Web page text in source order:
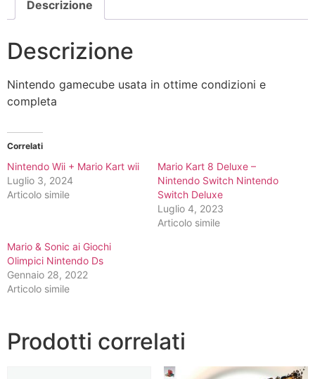
Descrizione
Descrizione
Nintendo gamecube usata in ottime condizioni e
completa
Correlati
Nintendo Wii + Mario Kart wii
Luglio 3, 2024
Articolo simile
Mario Kart 8 Deluxe –
Nintendo Switch Nintendo
Switch Deluxe
Luglio 4, 2023
Articolo simile
Mario & Sonic ai Giochi
Olimpici Nintendo Ds
Gennaio 28, 2022
Articolo simile
Prodotti correlati